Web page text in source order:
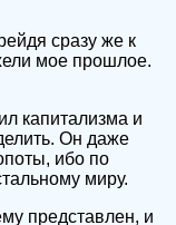
сразу же к
мое прошлое.
капитализма и
Он даже
ибо по
миру.
представлен, и